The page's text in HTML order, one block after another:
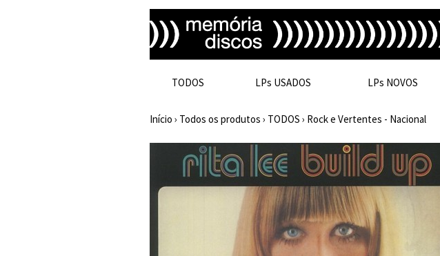
TODOS LPs USADOS LPs NOVOS
Início › Todos os produtos › TODOS › Rock e Vertentes - Nacional